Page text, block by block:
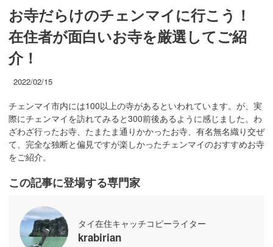
お寺だらけのチェンマイに行こう！
在住者が面白いお寺を厳選してご紹
介！
2022/02/15
チェンマイ市内には100以上の寺があるといわれています。が、実
際にチェンマイを訪れてみると300前後あるように感じました。わ
ざわざ行ったお寺、たまたま通りかかったお寺、有名無名織り交ぜ
て、完全な独断と偏見ですが楽しかったチェンマイのおすすめお寺
をご紹介。
この記事に登場する専門家
タイ在住キャッチコピーライター
krabirian